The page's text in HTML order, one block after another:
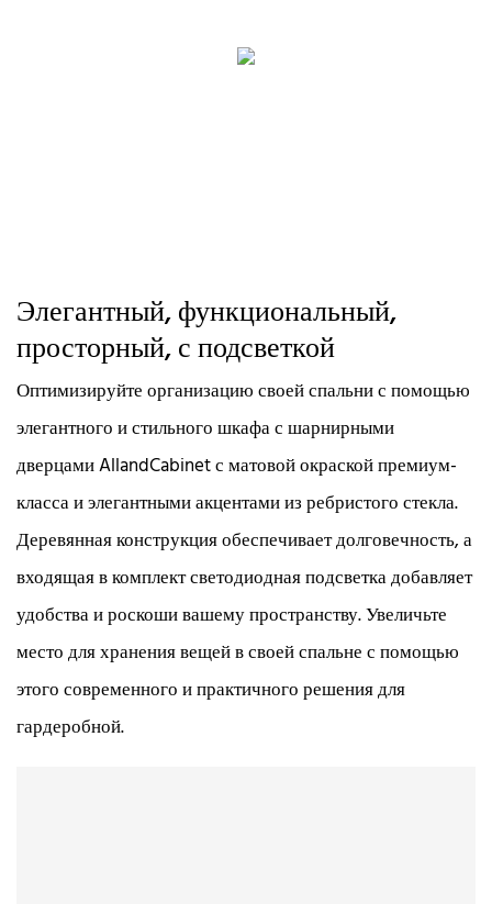
Элегантный, функциональный,
просторный, с подсветкой
Оптимизируйте организацию своей спальни с помощью
элегантного и стильного шкафа с шарнирными
дверцами AllandCabinet с матовой окраской премиум-
класса и элегантными акцентами из ребристого стекла.
Деревянная конструкция обеспечивает долговечность, а
входящая в комплект светодиодная подсветка добавляет
удобства и роскоши вашему пространству. Увеличьте
место для хранения вещей в своей спальне с помощью
этого современного и практичного решения для
гардеробной.